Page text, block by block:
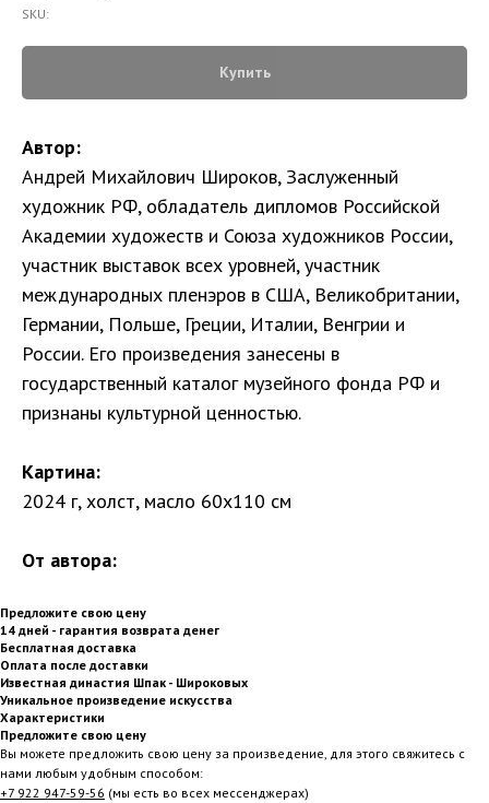
SKU:
Купить
Автор:
Андрей Михайлович Широков, Заслуженный
художник РФ, обладатель дипломов Российской
Академии художеств и Союза художников России,
участник выставок всех уровней, участник
международных пленэров в США, Великобритании,
Германии, Польше, Греции, Италии, Венгрии и
России. Его произведения занесены в
государственный каталог музейного фонда РФ и
признаны культурной ценностью.
Картина:
2024 г, холст, масло 60х110 см
От автора:
Предложите свою цену
14 дней - гарантия возврата денег
Бесплатная доставка
Оплата после доставки
Известная династия Шпак - Широковых
Уникальное произведение искусства
Характеристики
Предложите свою цену
Вы можете предложить свою цену за произведение, для этого свяжитесь с
нами любым удобным способом:
+7 922 947-59-56 (мы есть во всех мессенджерах)